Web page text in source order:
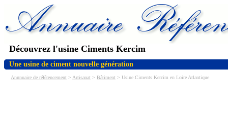
Découvrez l'usine Ciments Kercim
Une usine de ciment nouvelle génération
Annnuaire de référencement > Artisanat > Bâtiment > Usine Ciments Kercim en Loire Atlantique